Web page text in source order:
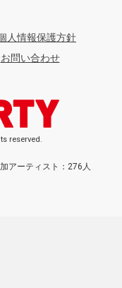
人情報保護方針
お問い合わせ
reserved.
アーティスト：276人